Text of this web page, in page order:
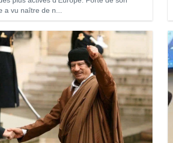
a vu naître de n...